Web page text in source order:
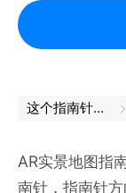
这个指南针可以找着北
AR实景地图指
南针，指南针